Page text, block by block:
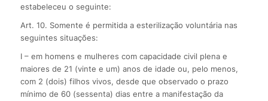
estabeleceu o seguinte:
Art. 10. Somente é permitida a esterilização voluntária nas
seguintes situações:
I – em homens e mulheres com capacidade civil plena e
maiores de 21 (vinte e um) anos de idade ou, pelo menos,
com 2 (dois) filhos vivos, desde que observado o prazo
mínimo de 60 (sessenta) dias entre a manifestação da